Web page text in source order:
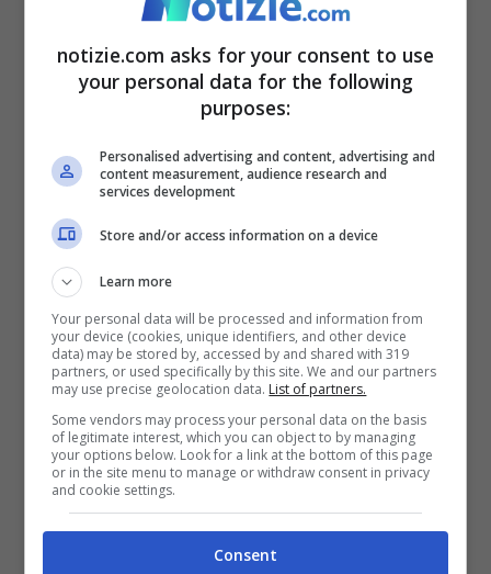
nessuna forma di retorica bellica.
Vangelo a chiedere l’amore per il nemico
spiega ancora il sottosegretario del
aprire ad un negoziato che possa
consentire di mettere fine ad un conflitto
che ormai va avanti da diverso tempo.
Naturalmente non sarà semplice
considerando che Zelensky non ha alcuna
intenzione di fermare il conflitto e sedersi
ad un tavolo con Putin per trovare un
accordo.
notizie.com asks for your consent to use
your personal data for the following
purposes:
Personalised advertising and content, advertising and
content measurement, audience research and
services development
Store and/or access information on a device
Learn more
Your personal data will be processed and information from
your device (cookies, unique identifiers, and other device
data) may be stored by, accessed by and shared with 319
partners, or used specifically by this site. We and our partners
may use precise geolocation data. List of partners.
Some vendors may process your personal data on the basis
of legitimate interest, which you can object to by managing
your options below. Look for a link at the bottom of this page
or in the site menu to manage or withdraw consent in privacy
and cookie settings.
Consent